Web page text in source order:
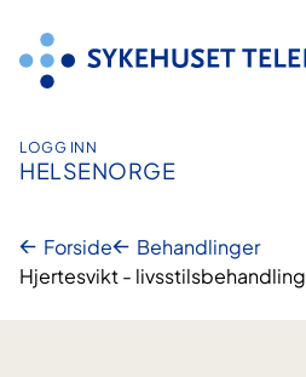
innhold
LOGG INN
HELSENORGE
Forside
Behandlinger
Hjertesvikt - livsstilsbehandling